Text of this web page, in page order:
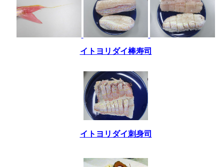
イトヨリダイ棒寿司
イトヨリダイ刺身司